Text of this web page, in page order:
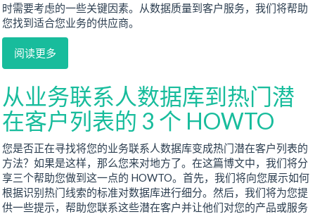
时需要考虑的一些关键因素。从数据质量到客户服务，我们将帮助
您找到适合您业务的供应商。
阅读更多
从业务联系人数据库到热门潜
在客户列表的 3 个 HOWTO
您是否正在寻找将您的业务联系人数据库变成热门潜在客户列表的
方法？如果是这样，那么您来对地方了。在这篇博文中，我们将分
享三个帮助您做到这一点的 HOWTO。首先，我们将向您展示如何
根据识别热门线索的标准对数据库进行细分。然后，我们将为您提
供一些提示，帮助您联系这些潜在客户并让他们对您的产品或服务